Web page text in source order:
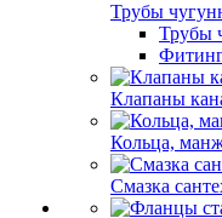
Трубы
Трубы
Клапаны
Кольца,
Смазка